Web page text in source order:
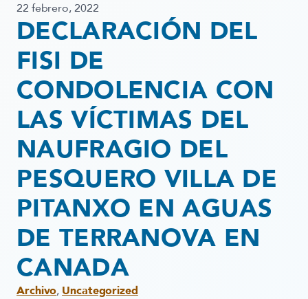
22 febrero, 2022
DECLARACIÓN DEL
FISI DE
CONDOLENCIA CON
LAS VÍCTIMAS DEL
NAUFRAGIO DEL
PESQUERO VILLA DE
PITANXO EN AGUAS
DE TERRANOVA EN
CANADA
Archivo, Uncategorized